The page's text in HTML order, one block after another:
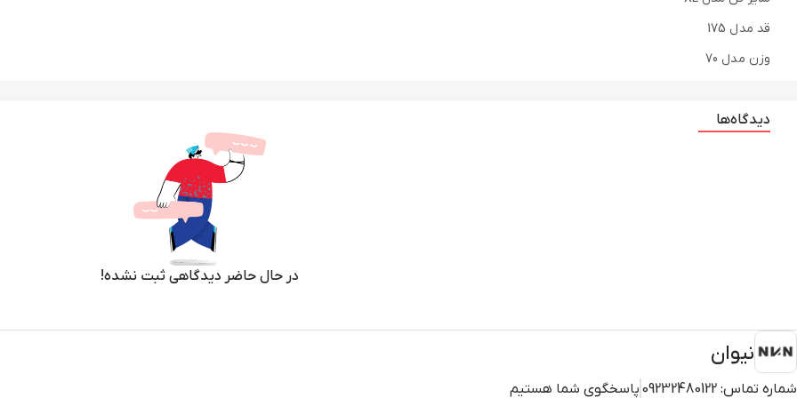
قد مدل 175
وزن مدل 70
دیدگاه‌ها
در حال حاضر دیدگاهی ثبت نشده!
نیوان
شماره تماس: 09232480122 پاسخگوی شما هستیم